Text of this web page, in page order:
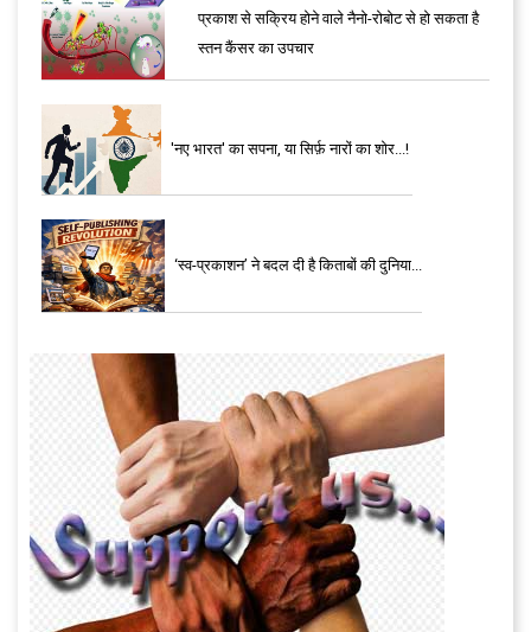
प्रकाश से सक्रिय होने वाले नैनो-रोबोट से हो सकता है
स्तन कैंसर का उपचार
'नए भारत' का सपना, या सिर्फ़ नारों का शोर...!
‘स्व-प्रकाशन’ ने बदल दी है किताबों की दुनिया...